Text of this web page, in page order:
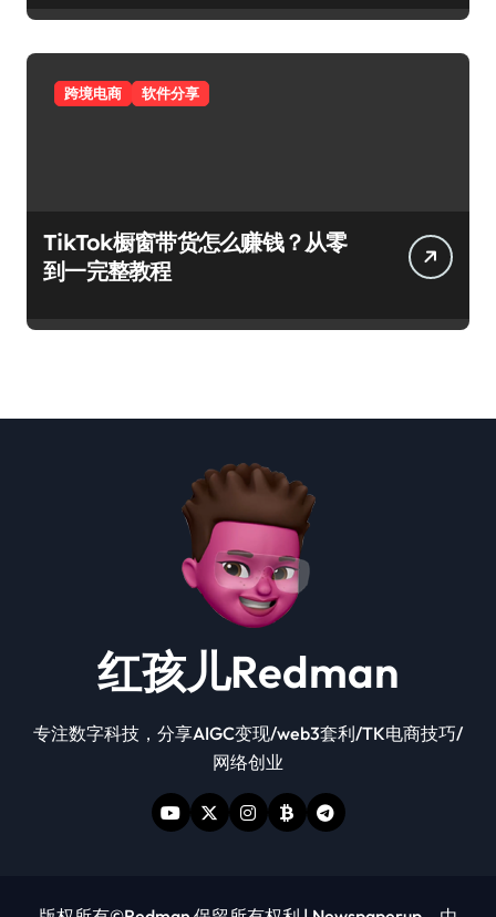
垒？》
跨境电商 软件分享
TikTok橱窗带货怎么赚钱？从零
到一完整教程
红孩儿Redman
专注数字科技，分享AIGC变现/web3套利/TK电商技巧/
网络创业